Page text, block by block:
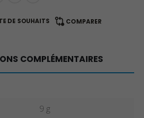
DE SOUHAITS COMPARER
COMPLÉMENTAIRES
9 g